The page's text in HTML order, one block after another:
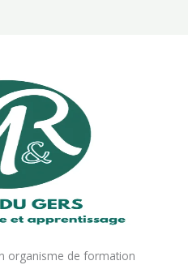
organisme de formation